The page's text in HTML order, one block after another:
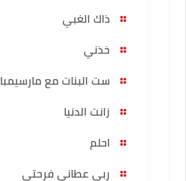
ذاك الغبي
خذني
ست البنات مع مارسيمبا
زانت الدنيا
احلم
ربي عطاني فرحتي